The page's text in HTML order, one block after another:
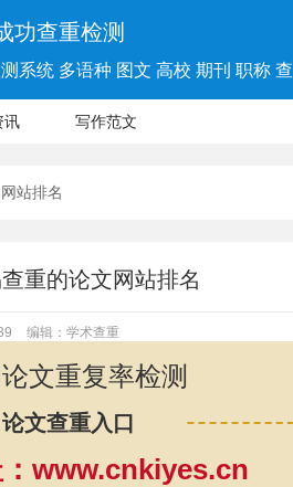
功查重检测
系统 多语种 图文 高校 期刊 职称
讯 写作范文
站排名
重的论文网站排名
编辑：学术查重
文重复率检测
论文查重入口
www.cnkiyes.cn